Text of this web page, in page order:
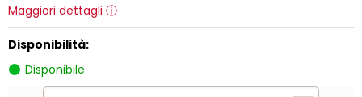
Maggiori dettagli
Disponibilità:
Disponibile